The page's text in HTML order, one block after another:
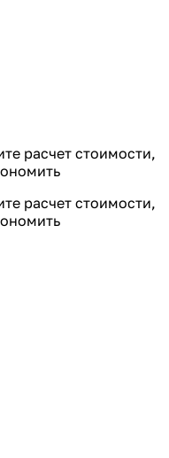
расчет стоимости,
расчет стоимости,